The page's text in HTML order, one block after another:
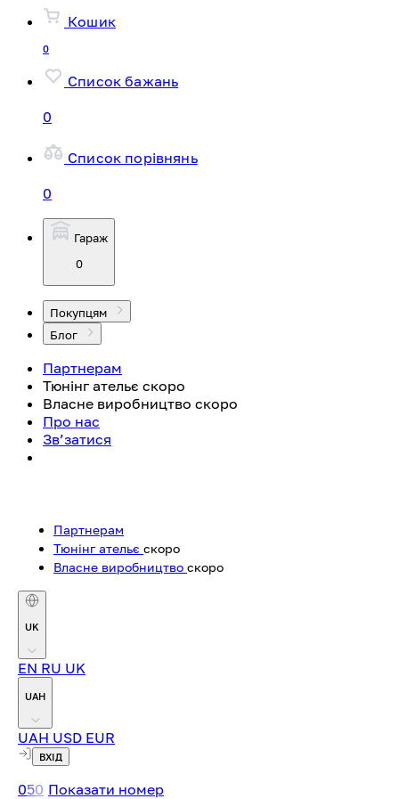
Кошик
0
Список бажань
0
Список порівнянь
0
Гараж
0
Покупцям
Блог
Партнерам
Тюнінг ательє скоро
Власне виробництво скоро
Про нас
Зв’затися
Партнерам
Тюнінг ательє скоро
Власне виробництво скоро
UK
EN RU UK
UAH
UAH USD EUR
ВХІД
050 Показати номер